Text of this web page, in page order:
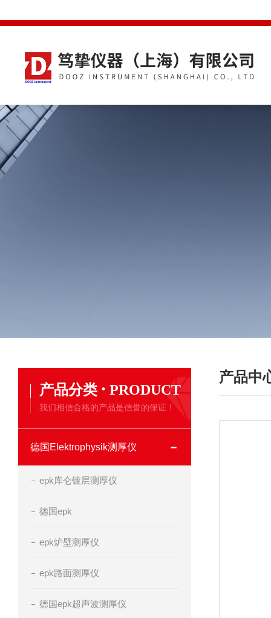
产品分类 · PRODUCT
我们相信合格的产品是信誉的保证！
德国Elektrophysik测厚仪
epk库仑镀层测厚仪
德国epk
epk炉壁测厚仪
epk路面测厚仪
德国epk超声波测厚仪
产品中